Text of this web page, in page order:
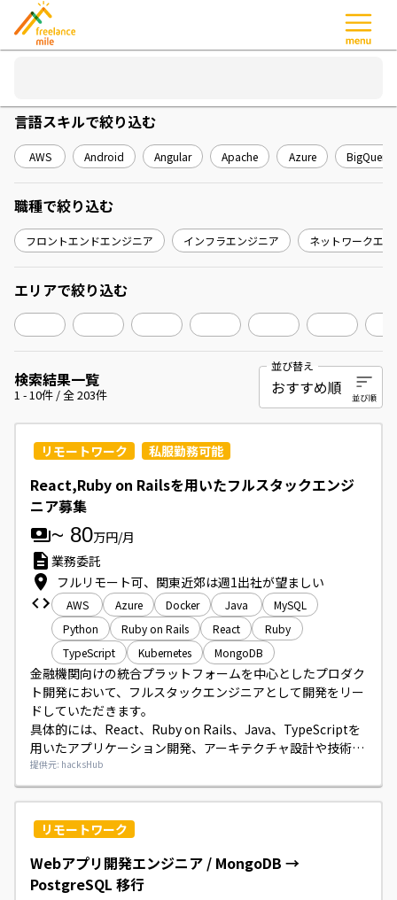
検索結果一覧
1 -10件 / 全203件
並び替え
リモートワーク 私服勤務可能
React,Ruby on Railsを用いたフルスタックエンジ
ニア募集
~ 80万円/月
業務委託
フルリモート可、関東近郊は週1出社が望ましい
AWS Azure Docker Java
MySQL
Python
Ruby on Rails React
Ruby
TypeScript
Kubernetes MongoDB
金融機関向けの統合プラットフォームを中心としたプロダク
ト開発において、フルスタックエンジニアとして開発をリー
ドしていただきます。
具体的には、React、Ruby on Rails、Java、TypeScriptを
用いたアプリケーション開発、アーキテクチャ設計や技術選
定、クラウド環境の構築・運用、DevOpsやCI/CDの実践、
技術的課題の解決やパフォーマンスチューニングなどを担当
していただきます。
提供元: hacksHub
リモートワーク
Webアプリ開発エンジニア / MongoDB →
PostgreSQL 移行
言語スキルで絞り込む
AWS Android Angular Apache Azure BigQuery
職種で絞り込む
フロントエンドエンジニア インフラエンジニア ネットワークエ
エリアで絞り込む